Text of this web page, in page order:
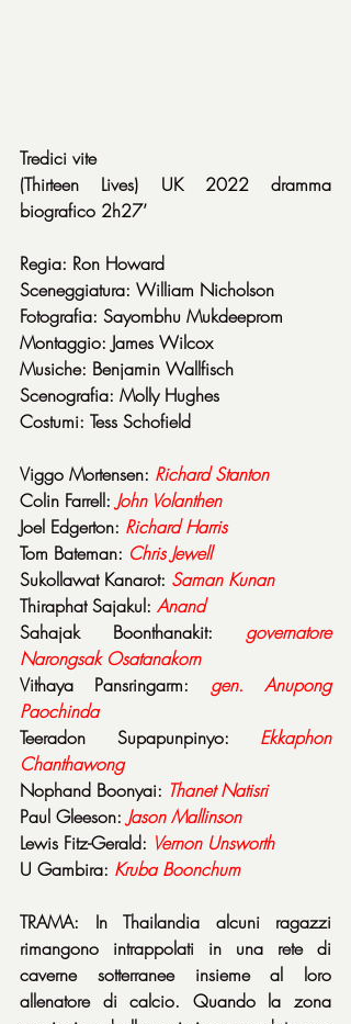
Tredici vite
(Thirteen Lives) UK 2022 dramma
biografico 2h27’
Regia: Ron Howard
Sceneggiatura: William Nicholson
Fotografia: Sayombhu Mukdeeprom
Montaggio: James Wilcox
Musiche: Benjamin Wallfisch
Scenografia: Molly Hughes
Costumi: Tess Schofield
Viggo Mortensen: Richard Stanton
Colin Farrell: John Volanthen
Joel Edgerton: Richard Harris
Tom Bateman: Chris Jewell
Sukollawat Kanarot: Saman Kunan
Thiraphat Sajakul: Anand
Sahajak Boonthanakit: governatore
Narongsak Osatanakorn
Vithaya Pansringarm: gen. Anupong
Paochinda
Teeradon Supapunpinyo: Ekkaphon
Chanthawong
Nophand Boonyai: Thanet Natisri
Paul Gleeson: Jason Mallinson
Lewis Fitz-Gerald: Vernon Unsworth
U Gambira: Kruba Boonchum
TRAMA: In Thailandia alcuni ragazzi
rimangono intrappolati in una rete di
caverne sotterranee insieme al loro
allenatore di calcio. Quando la zona